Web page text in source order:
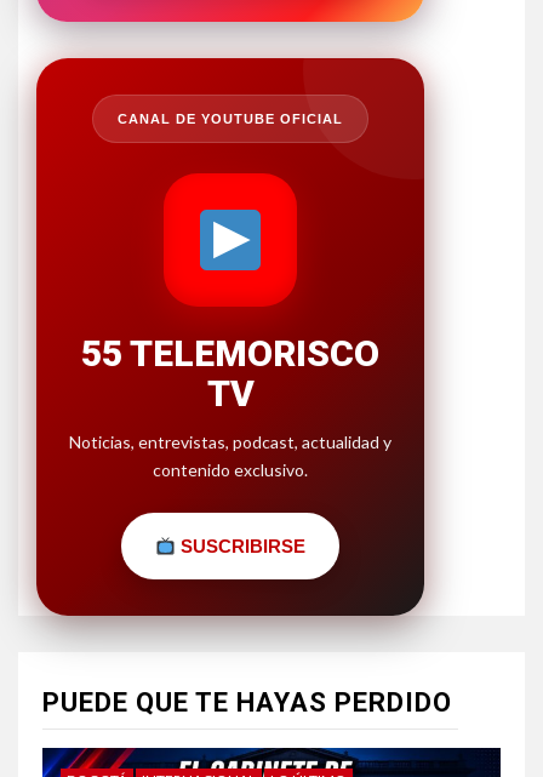
CANAL DE YOUTUBE OFICIAL
55 TELEMORISCO
TV
Noticias, entrevistas, podcast, actualidad y
contenido exclusivo.
SUSCRIBIRSE
PUEDE QUE TE HAYAS PERDIDO